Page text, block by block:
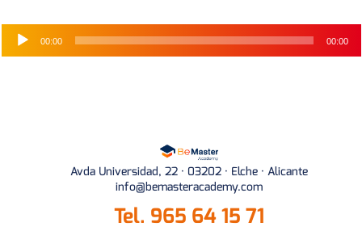
00:00 00:00
Avda Universidad, 22 · 03202 · Elche · Alicante
info@bemasteracademy.com
Tel. 965 64 15 71